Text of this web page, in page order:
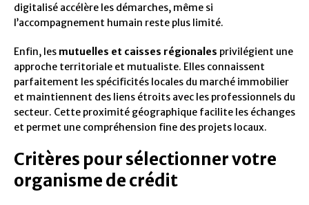
digitalisé accélère les démarches, même si
l’accompagnement humain reste plus limité.
Enfin, les mutuelles et caisses régionales privilégient une
approche territoriale et mutualiste. Elles connaissent
parfaitement les spécificités locales du marché immobilier
et maintiennent des liens étroits avec les professionnels du
secteur. Cette proximité géographique facilite les échanges
et permet une compréhension fine des projets locaux.
Critères pour sélectionner votre
organisme de crédit